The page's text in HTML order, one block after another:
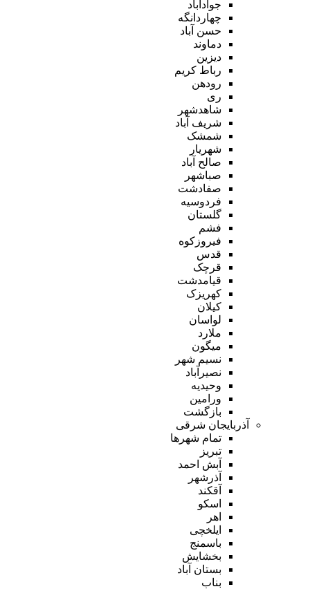
جوادآباد
چهاردانگه
حسن آباد
دماوند
دیزین
رباط کریم
رودهن
ری
شاهدشهر
شریف آباد
شمشک
شهریار
صالح آباد
صباشهر
صفادشت
فردوسیه
گلستان
فشم
فیروزکوه
قدس
قرچک
قیامدشت
کهریزک
کیلان
لواسان
ملارد
میگون
نسیم شهر
نصیرآباد
وحیدیه
ورامین
بازگشت
آذربایجان شرقی
تمام شهر‌ها
تبریز
آبش احمد
آذرشهر
آقکند
اسکو
اهر
ایلخچی
باسمنج
بخشایش
بستان آباد
بناب